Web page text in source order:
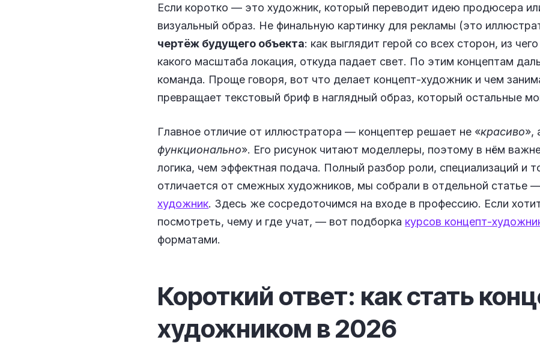
Если коротко — это художник, который переводит идею продюсера
визуальный образ. Не финальную картинку для рекламы (это
чертёж будущего объекта: как выглядит герой со всех сторон, из
какого масштаба локация, откуда падает свет. По этим концептам
команда. Проще говоря, вот что делает концепт-художник и чем
превращает текстовый бриф в наглядный образ, который остальные
Главное отличие от иллюстратора — концептер решает не «красиво»,
функционально». Его рисунок читают моделлеры, поэтому в нём
логика, чем эффектная подача. Полный разбор роли, специализаций и
отличается от смежных художников, мы собрали в отдельной статье
художник. Здесь же сосредоточимся на входе в профессию. Если
посмотреть, чему и где учат, — вот подборка курсов концепт-
форматами.
Короткий ответ: как стать
художником в2026